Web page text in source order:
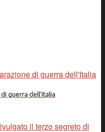
di guerra dell'Italia